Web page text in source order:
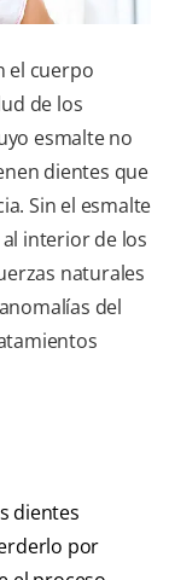
el cuerpo
de los
esmalte no
dientes que
Sin el esmalte
interior de los
naturales
del
dientes
por